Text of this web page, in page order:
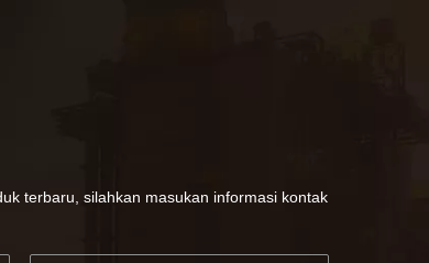
terbaru, silahkan masukan informasi kontak